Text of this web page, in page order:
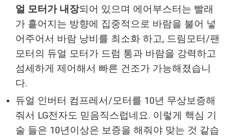
얼 모터가 내장되어 있으며 에어부스터는 빨래
가 흩어지는 방향에 집중적으로 바람을 불어 넣
어주어서 바람 낭비를 최소화 하고, 드림모터/팬
모터의 듀얼 모터가 드럼 통과 바람을 강력하고
섬세하게 제어해서 빠른 건조가 가능해졌습니
다.
듀얼 인버터 컴프레서/모터를 10년 무상보증해
줘서 LG전자도 믿음직스럽네요. 이렇게 핵심 기
술 들은 10년이상은 보증을 해줘야 맞는 것 같습